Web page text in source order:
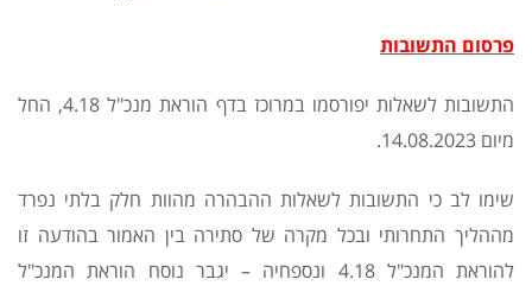
פרסום התשובות
התשובות לשאלות יפורסמו במרוכז בדף הוראת מנכ"ל 4.18, החל
מיום 14.08.2023.
שימו לב כי התשובות לשאלות ההבהרה מהוות חלק בלתי נפרד
מההליך התחרותי ובכל מקרה של סתירה בין האמור בהודעה זו
להוראת המנכ"ל 4.18 ונספחיה – יגבר נוסח הוראת המנכ"ל